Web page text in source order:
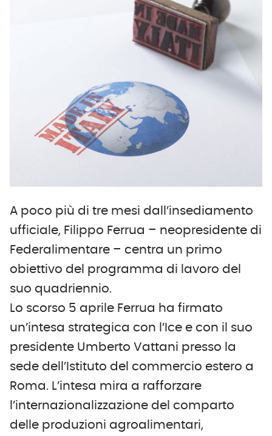
A poco più di tre mesi dall’insediamento
ufficiale, Filippo Ferrua – neopresidente di
Federalimentare – centra un primo
obiettivo del programma di lavoro del
suo quadriennio.
Lo scorso 5 aprile Ferrua ha firmato
un’intesa strategica con l’Ice e con il suo
presidente Umberto Vattani presso la
sede dell’Istituto del commercio estero a
Roma. L’intesa mira a rafforzare
l’internazionalizzazione del comparto
delle produzioni agroalimentari,